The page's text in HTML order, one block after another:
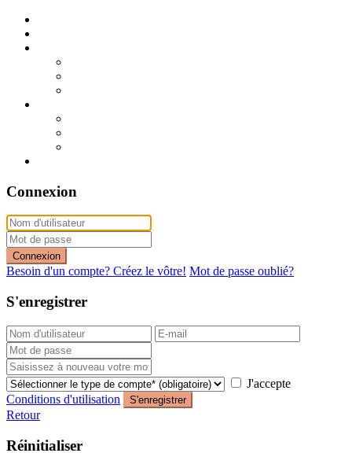
Connexion
Connexion
Besoin d'un compte? Créez le vôtre! Mot de passe oublié?
S'enregistrer
J'accepte
Conditions d'utilisation
S'enregistrer
Retour
Réinitialiser